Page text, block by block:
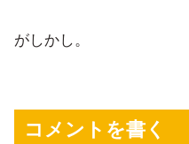
がしかし。
コメントを書く